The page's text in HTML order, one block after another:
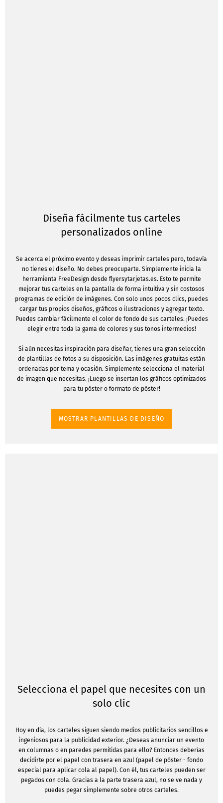
Diseña fácilmente tus carteles
personalizados online
Se acerca el próximo evento y deseas imprimir carteles pero, todavía
no tienes el diseño. No debes preocuparte. Simplemente inicia la
herramienta FreeDesign desde flyersytarjetas.es. Esto te permite
mejorar tus carteles en la pantalla de forma intuitiva y sin costosos
programas de edición de imágenes. Con solo unos pocos clics, puedes
cargar tus propios diseños, gráficos o ilustraciones y agregar texto.
Puedes cambiar fácilmente el color de fondo de sus carteles. ¡Puedes
elegir entre toda la gama de colores y sus tonos intermedios!
Si aún necesitas inspiración para diseñar, tienes una gran selección
de plantillas de fotos a su disposición. Las imágenes gratuitas están
ordenadas por tema y ocasión. Simplemente selecciona el material
de imagen que necesitas. ¡Luego se insertan los gráficos optimizados
para tu póster o formato de póster!
MOSTRAR PLANTILLAS DE DISEÑO
Selecciona el papel que necesites con un
solo clic
Hoy en día, los carteles siguen siendo medios publicitarios sencillos e
ingeniosos para la publicidad exterior. ¿Deseas anunciar un evento
en columnas o en paredes permitidas para ello? Entonces deberías
decidirte por el papel con trasera en azul (papel de póster - fondo
especial para aplicar cola al papel). Con él, tus carteles pueden ser
pegados con cola. Gracias a la parte trasera azul, no se ve nada y
puedes pegar simplemente sobre otros carteles.